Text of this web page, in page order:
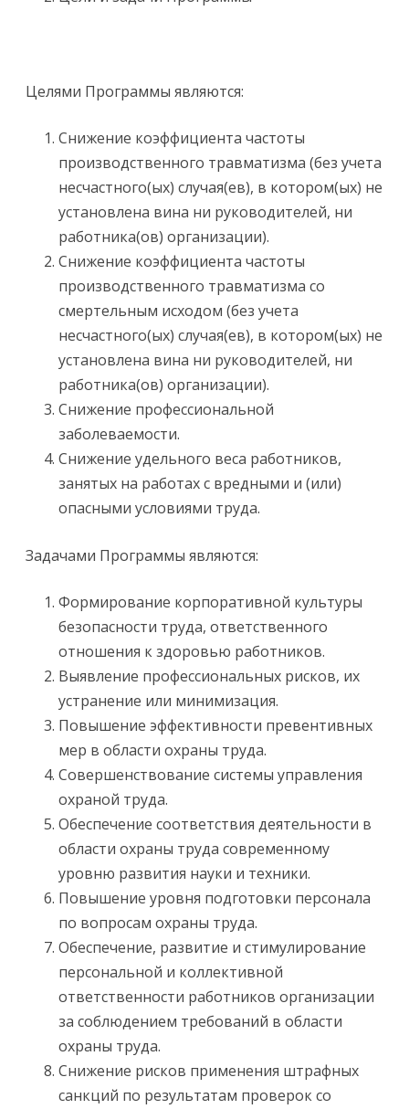
Целями Программы являются:
Снижение коэффициента частоты
производственного травматизма (без учета
несчастного(ых) случая(ев), в котором(ых) не
установлена вина ни руководителей, ни
работника(ов) организации).
Снижение коэффициента частоты
производственного травматизма со
смертельным исходом (без учета
несчастного(ых) случая(ев), в котором(ых) не
установлена вина ни руководителей, ни
работника(ов) организации).
Снижение профессиональной
заболеваемости.
Снижение удельного веса работников,
занятых на работах с вредными и (или)
опасными условиями труда.
Задачами Программы являются:
Формирование корпоративной культуры
безопасности труда, ответственного
отношения к здоровью работников.
Выявление профессиональных рисков, их
устранение или минимизация.
Повышение эффективности превентивных
мер в области охраны труда.
Совершенствование системы управления
охраной труда.
Обеспечение соответствия деятельности в
области охраны труда современному
уровню развития науки и техники.
Повышение уровня подготовки персонала
по вопросам охраны труда.
Обеспечение, развитие и стимулирование
персональной и коллективной
ответственности работников организации
за соблюдением требований в области
охраны труда.
Снижение рисков применения штрафных
санкций по результатам проверок со